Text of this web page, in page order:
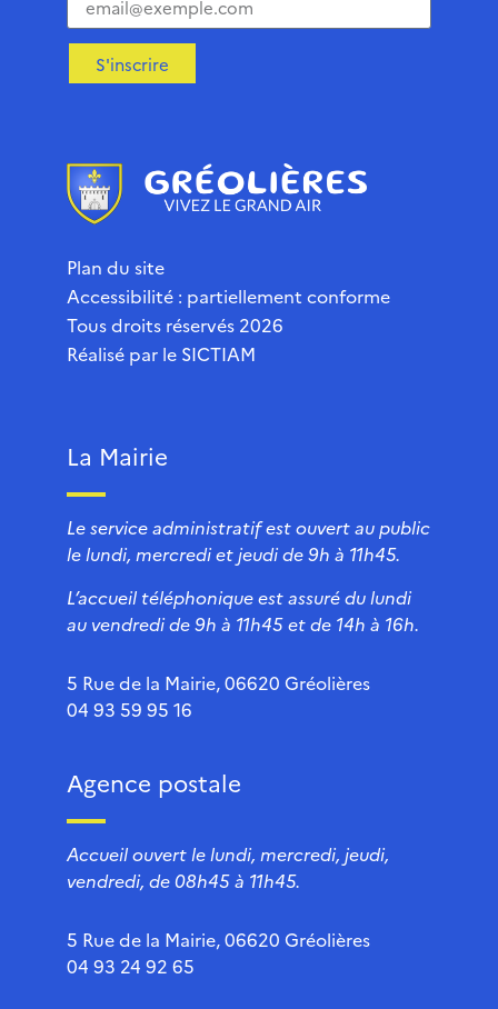
S'inscrire
Plan du site
Accessibilité : partiellement conforme
Tous droits réservés 2026
Réalisé par le SICTIAM
La Mairie
Le service administratif est ouvert au public
le lundi, mercredi et jeudi de 9h à 11h45.
L’accueil téléphonique est assuré du lundi
au vendredi de 9h à 11h45 et de 14h à 16h.
5 Rue de la Mairie, 06620 Gréolières
04 93 59 95 16
Agence postale
Accueil ouvert le lundi, mercredi, jeudi,
vendredi, de 08h45 à 11h45.
5 Rue de la Mairie, 06620 Gréolières
04 93 24 92 65